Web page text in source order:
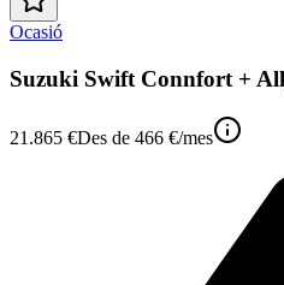
Ocasió
Suzuki Swift Connfort +
21.865 €Des de 466 €/mes